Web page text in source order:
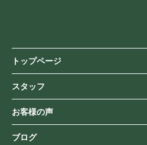
トップページ
スタッフ
お客様の声
ブログ